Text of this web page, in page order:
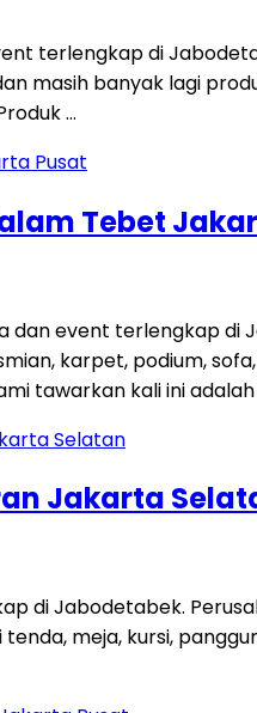
terlengkap di
masih banyak lagi
…
Tebet
event terlengkap
karpet, podium,
tawarkan kali ini adalah
Jakarta
di Jabodetabek.
meja, kursi,